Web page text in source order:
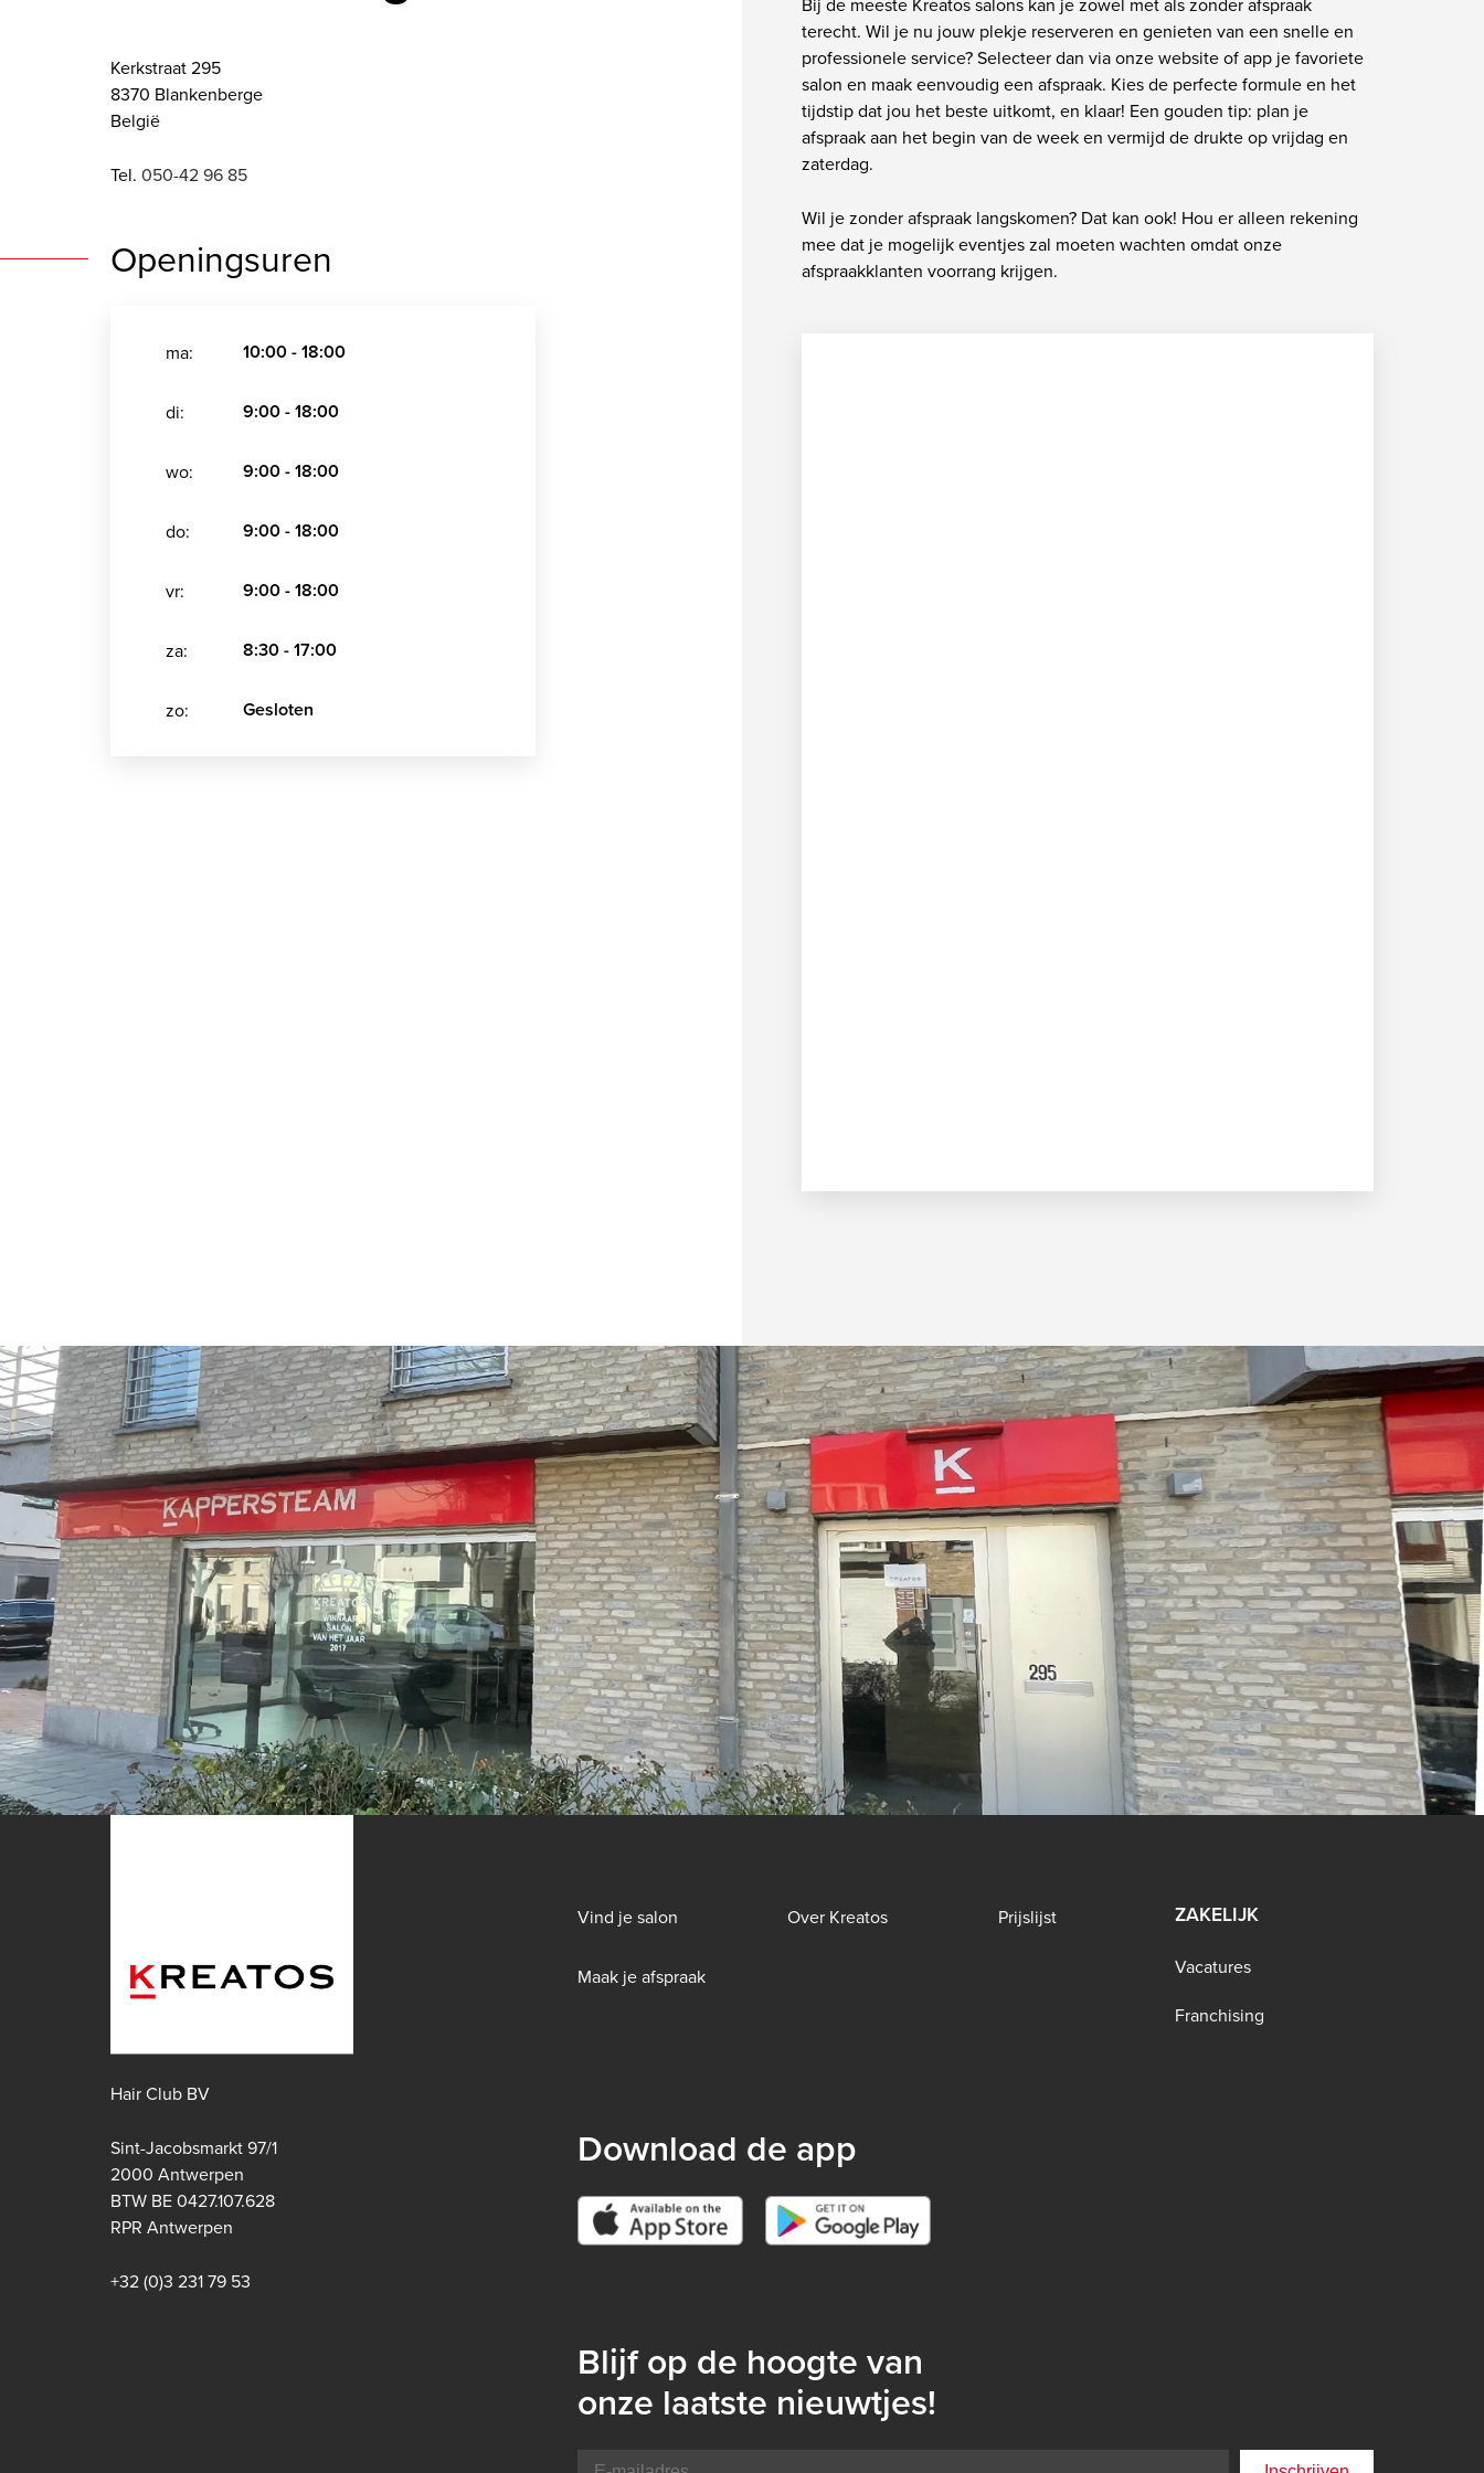
Kerkstraat 295
8370 Blankenberge
België
Tel. 050-42 96 85
Openingsuren
ma: 10:00 - 18:00
di: 9:00 - 18:00
wo: 9:00 - 18:00
do: 9:00 - 18:00
vr: 9:00 - 18:00
za: 8:30 - 17:00
zo: Gesloten
terecht. Wil je nu jouw plekje reserveren en genieten van een snelle en
professionele service? Selecteer dan via onze website of app je favoriete
salon en maak eenvoudig een afspraak. Kies de perfecte formule en het
tijdstip dat jou het beste uitkomt, en klaar! Een gouden tip: plan je
afspraak aan het begin van de week en vermijd de drukte op vrijdag en
zaterdag.
Wil je zonder afspraak langskomen? Dat kan ook! Hou er alleen rekening
mee dat je mogelijk eventjes zal moeten wachten omdat onze
afspraakklanten voorrang krijgen.
Hair Club BV
Sint-Jacobsmarkt 97/1
2000 Antwerpen
BTW BE 0427.107.628
RPR Antwerpen
+32 (0)3 231 79 53
Footer
menu
Vind je salon Over Kreatos Prijslijst
Maak je afspraak
ZAKELIJK
Vacatures
Franchising
Download de app
Apple store
Blijf op de hoogte van
onze laatste nieuwtjes!